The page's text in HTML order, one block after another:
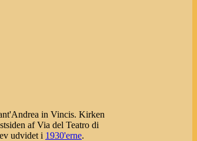
in Vincis. Kirken
af Via del Teatro di
udvidet i 1930'erne.